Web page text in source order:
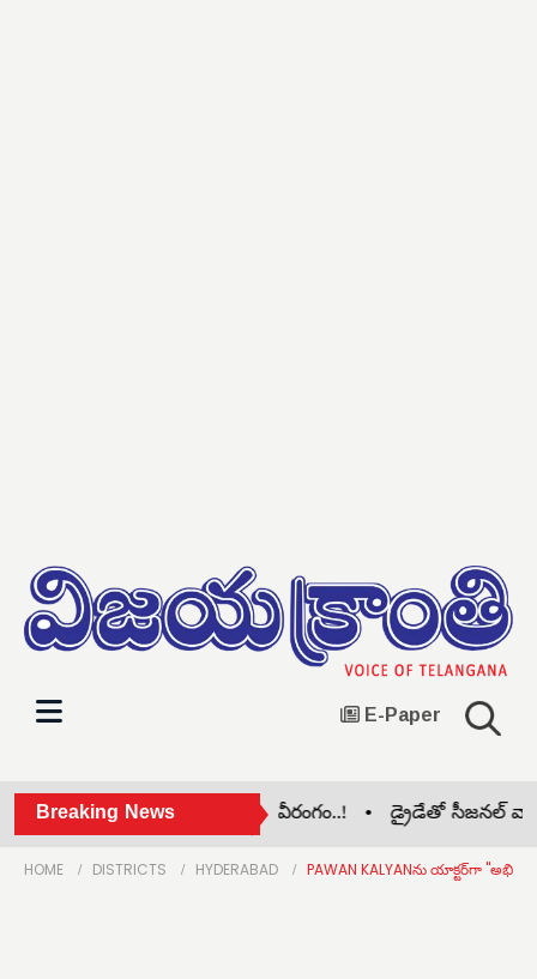
E-Paper
Breaking News
కృష్ణానది వద్ద తాగుబోతుల వీరంగం..! •డ్రైడేతో సీజనల్
HOME DISTRICTS HYDERABAD PAWAN KALYANను యాక్టర్‌గా